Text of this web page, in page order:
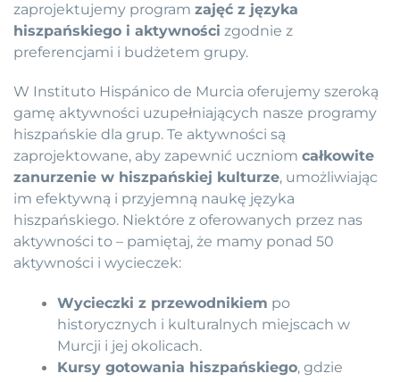
zaprojektujemy program zajęć z języka
hiszpańskiego i aktywności zgodnie z
preferencjami i budżetem grupy.
W Instituto Hispánico de Murcia oferujemy szeroką
gamę aktywności uzupełniających nasze programy
hiszpańskie dla grup. Te aktywności są
zaprojektowane, aby zapewnić uczniom całkowite
zanurzenie w hiszpańskiej kulturze, umożliwiając
im efektywną i przyjemną naukę języka
hiszpańskiego. Niektóre z oferowanych przez nas
aktywności to – pamiętaj, że mamy ponad 50
aktywności i wycieczek:
Wycieczki z przewodnikiem po
historycznych i kulturalnych miejscach w
Murcji i jej okolicach.
Kursy gotowania hiszpańskiego, gdzie